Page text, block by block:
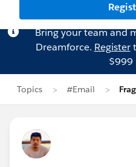
Bring your team and
Dreamforce. Register
$999
Topics #Email